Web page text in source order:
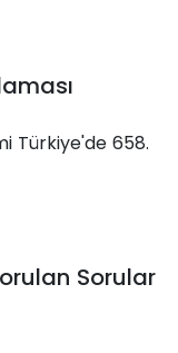
Türkiye'de 658.
Sorular